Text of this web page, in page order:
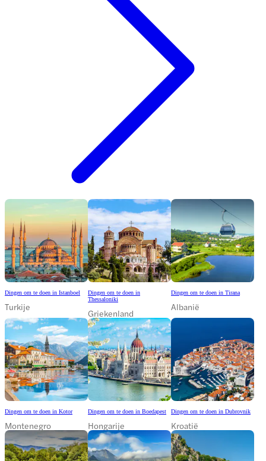
Dingen om te doen in Istanboel
Turkije
Dingen om te doen in
Thessaloniki
Griekenland
Dingen om te doen in Tirana
Albanië
Dingen om te doen in Kotor
Montenegro
Dingen om te doen in Boedapest
Hongarije
Dingen om te doen in Dubrovnik
Kroatië